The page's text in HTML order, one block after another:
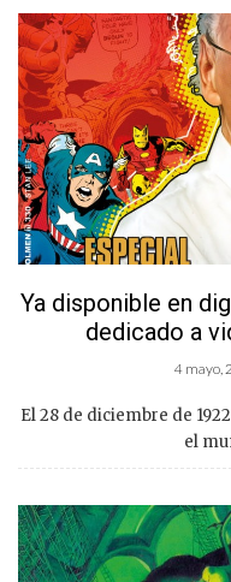
Ya disponible en
dedicado a
4 mayo,
El 28 de diciembre de
el